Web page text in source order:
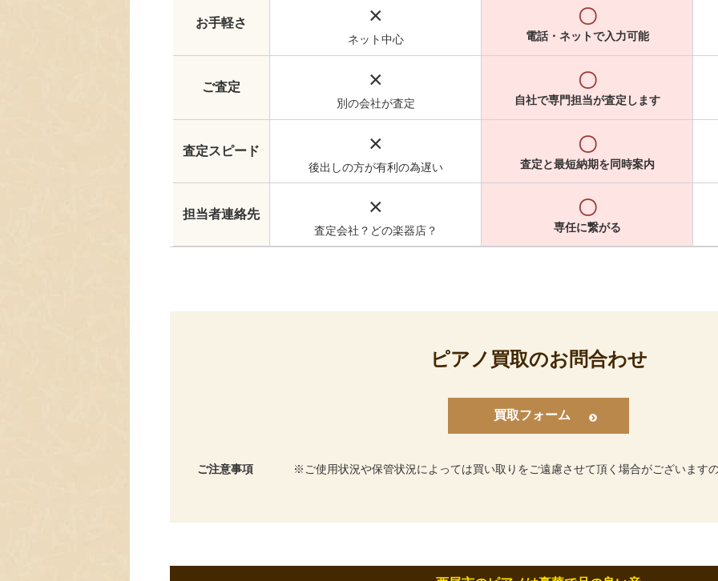
お手軽さ ×
ネット中心
〇
電話・ネットで入力可能
ご査定 ×
別の会社が査定
〇
自社で専門担当が査定します
査定スピード ×
後出しの方が有利の為遅い
〇
査定と最短納期を同時案内
担当者連絡先 ×
査定会社？どの楽器店？
〇
専任に繋がる
ピアノ買取のお問合わせ
買取フォーム
ご注意事項 ご使用状況や保管状況によっては買い取りをご遠慮させて頂く場合がございます